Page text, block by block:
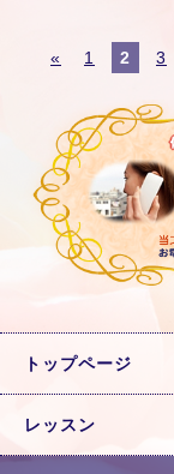
« 1 2 3
トップページ
レッスン